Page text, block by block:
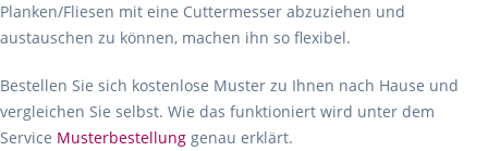
Planken/Fliesen mit eine Cuttermesser abzuziehen und
austauschen zu können, machen ihn so flexibel.
Bestellen Sie sich kostenlose Muster zu Ihnen nach Hause und
vergleichen Sie selbst. Wie das funktioniert wird unter dem
Service Musterbestellung genau erklärt.